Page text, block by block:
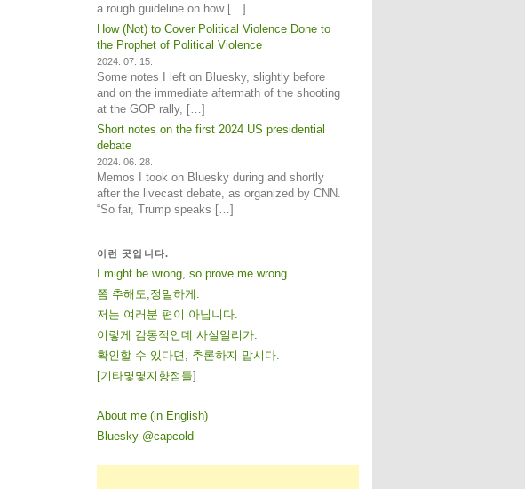
a rough guideline on how […]
How (Not) to Cover Political Violence Done to
the Prophet of Political Violence
2024. 07. 15.
Some notes I left on Bluesky, slightly before
and on the immediate aftermath of the shooting
at the GOP rally, […]
Short notes on the first 2024 US presidential
debate
2024. 06. 28.
Memos I took on Bluesky during and shortly
after the livecast debate, as organized by CNN.
“So far, Trump speaks […]
이런 곳입니다.
I might be wrong, so prove me wrong.
쫌 추해도,정밀하게.
저는 여러분 편이 아닙니다.
이렇게 감동적인데 사실일리가.
확인할 수 있다면, 추론하지 맙시다.
[기 타몇 몇 지 향점 들]
About me (in English)
Bluesky @capcold